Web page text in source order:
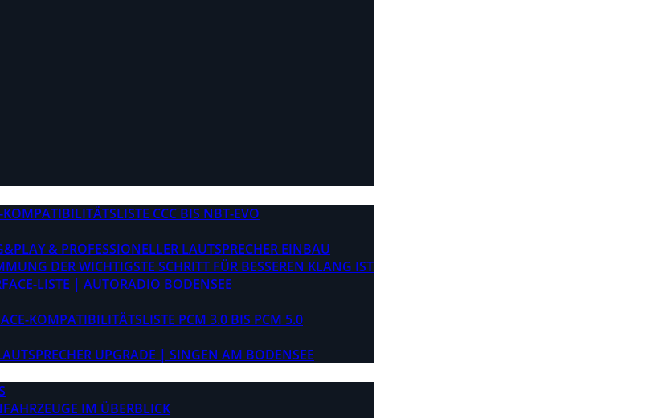
CCC BIS NBT-EVO
& PROFESSIONELLER LAUTSPRECHER EINBAU
DER WICHTIGSTE SCHRITT FÜR BESSEREN KLANG IST
LISTE | AUTORADIO BODENSEE
KOMPATIBILITÄTSLISTE PCM 3.0 BIS PCM 5.0
UPGRADE | SINGEN AM BODENSEE
IM ÜBERBLICK